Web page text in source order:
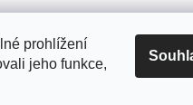
prohlížení
jeho funkce,